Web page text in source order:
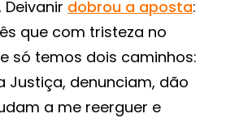
dobrou a aposta:
que com tristeza no
só temos dois caminhos:
Justiça, denunciam, dão
a me reerguer e